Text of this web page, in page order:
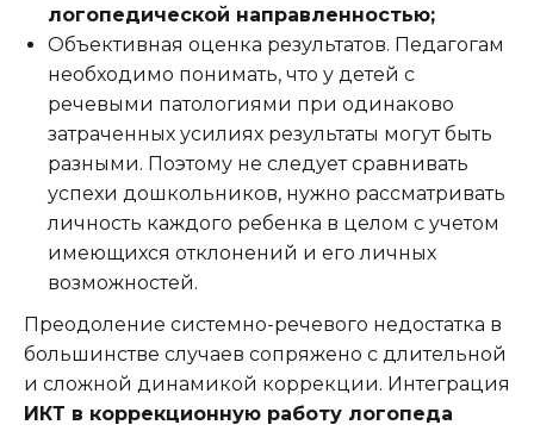
логопедической направленностью;
Объективная оценка результатов. Педагогам
необходимо понимать, что у детей с
речевыми патологиями при одинаково
затраченных усилиях результаты могут быть
разными. Поэтому не следует сравнивать
успехи дошкольников, нужно рассматривать
личность каждого ребенка в целом с учетом
имеющихся отклонений и его личных
возможностей.
Преодоление системно-речевого недостатка в
большинстве случаев сопряжено с длительной
и сложной динамикой коррекции. Интеграция
ИКТ в коррекционную работу логопеда